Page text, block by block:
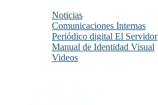
Noticias
Comunicaciones Internas
Periódico digital El Servidor
Manual de Identidad Visual
Videos